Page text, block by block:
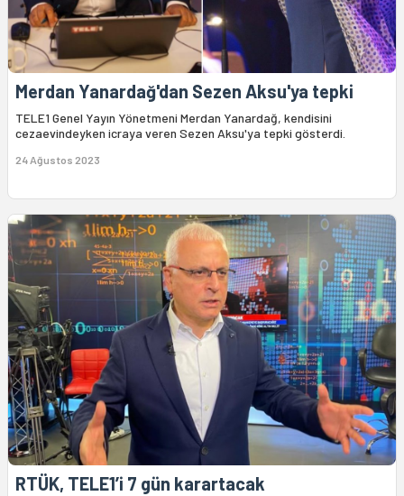
Merdan Yanardağ'dan Sezen Aksu'ya tepki
TELE1 Genel Yayın Yönetmeni Merdan Yanardağ, kendisini
cezaevindeyken icraya veren Sezen Aksu'ya tepki gösterdi.
24 Ağustos 2023
RTÜK, TELE1’i 7 gün karartacak